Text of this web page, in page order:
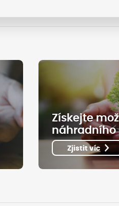
Získejte
náhradního
Zjistit víc